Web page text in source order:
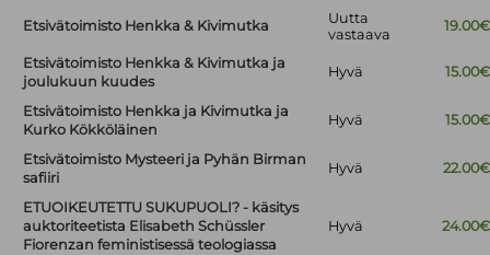
Etsivätoimisto Henkka & Kivimutka
Uutta
vastaava
19.00€
Etsivätoimisto Henkka & Kivimutka ja
joulukuun kuudes
Hyvä 15.00€
Etsivätoimisto Henkka ja Kivimutka ja
Kurko Kökköläinen
Hyvä 15.00€
Etsivätoimisto Mysteeri ja Pyhän Birman
safiiri
Hyvä 22.00€
ETUOIKEUTETTU SUKUPUOLI? - käsitys
auktoriteetista Elisabeth Schüssler
Fiorenzan feministisessä teologiassa
Hyvä 24.00€